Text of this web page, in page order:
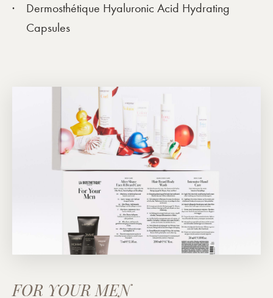
Dermosthétique Hyaluronic Acid Hydrating
Capsules
FOR YOUR MEN